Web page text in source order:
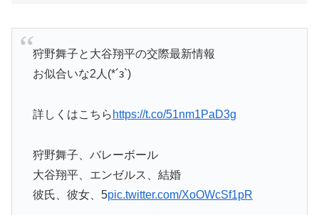
狩野舞子と大谷翔平の交際最新情報
お似合いな2人(*´з`)
詳しくはこちら https://t.co/51nm1PaD3g
狩野舞子、バレーボール
大谷翔平、エンゼルス、結婚
彼氏、彼女、5pic.twitter.com/XoOWcSf1pR